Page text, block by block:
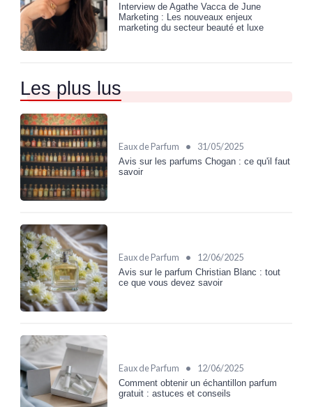
Interview de Agathe Vacca de June
Marketing : Les nouveaux enjeux
marketing du secteur beauté et luxe
Les plus lus
Eaux de Parfum • 31/05/2025
Avis sur les parfums Chogan : ce qu'il faut
savoir
Eaux de Parfum • 12/06/2025
Avis sur le parfum Christian Blanc : tout
ce que vous devez savoir
Eaux de Parfum • 12/06/2025
Comment obtenir un échantillon parfum
gratuit : astuces et conseils